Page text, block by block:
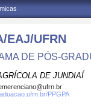
EAJ/UFRN
DE PÓS-
DE JUNDIAÍ
PPGPA